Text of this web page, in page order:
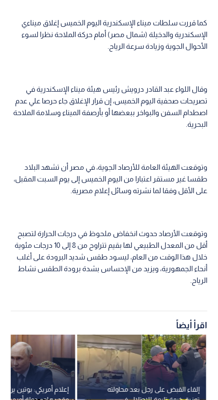
كما قررت سلطات ميناء الإسكندرية اليوم الخميس إغلاق ميناءي
الإسكندرية والدخيلة (شمال مصر) أمام حركة الملاحة نظرا لسوء
الأحوال الجوية وزيادة سرعة الرياح.
وقال اللواء عبد القادر درويش رئيس هيئة ميناء الإسكندرية في
تصريحات صحفية اليوم الخميس، إن قرار الإغلاق جاء حرصا علي عدم
اصطدام السفن والبواخر ببعضها أو بأرصفة الميناء وسلامة الملاحة
البحرية.
وتوقعت الهيئة العامة للأرصاد الجوية، في مصر أن تشهد البلاد
طقسا غير مستقر اعتبارا من اليوم الخميس إلى يوم السبت المقبل،
على الأقل وفقا لما نشرته وسائل إعلام مصرية.
وتوقعت الأرصاد حدوث انخفاض ملحوظ في درجات الحرارة لتصبح
أقل من المعدل الطبيعي لها بقيم تتراوح من 8 إلى 10 درجات مئوية
خلال هذا الوقت من العام، ليسود طقس شديد البرودة على أغلب
أنحاء الجمهورية، ويزيد من الإحساس بشدة برودة الطقس نشاط
الرياح.
اقرأ أيضاً
إعلام أمريكي: بوتين
إلقاء القبض على رجل بعد محاولته